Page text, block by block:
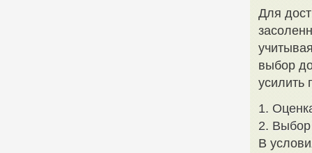
Для
выбор
усилить
1.
2. Выбор
В